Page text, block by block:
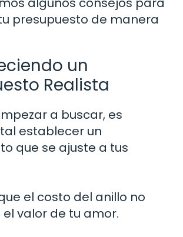
presupuesto de manera
un
Realista
a buscar, es
establecer un
que se ajuste a tus
el costo del anillo no
valor de tu amor.